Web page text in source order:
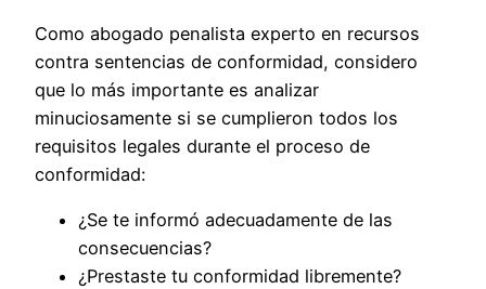
Como abogado penalista experto en recursos
contra sentencias de conformidad, considero
que lo más importante es analizar
minuciosamente si se cumplieron todos los
requisitos legales durante el proceso de
conformidad:
¿Se te informó adecuadamente de las
consecuencias?
¿Prestaste tu conformidad libremente?